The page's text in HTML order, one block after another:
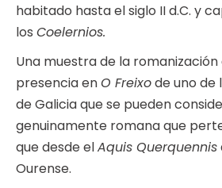
habitado hasta el siglo II d.C. y
los Coelernios.
Una muestra de la romanización
presencia enO Freixode uno de
de Galicia que se pueden
genuinamente romana que
que desde elAquis Querquennis
Ourense.